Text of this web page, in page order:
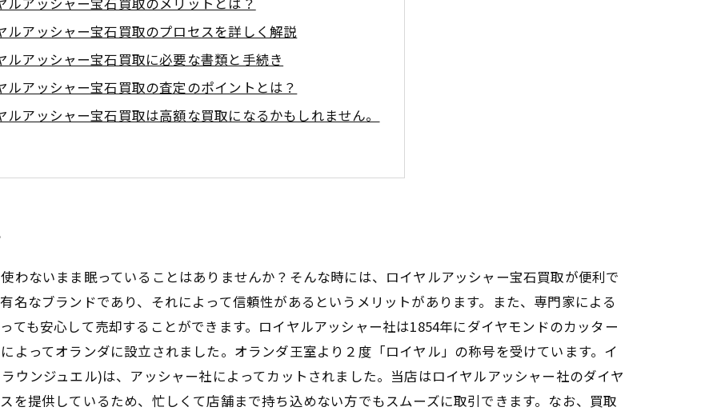
ルアッシャー宝石買取のプロセスを詳しく解説
ルアッシャー宝石買取に必要な書類と手続き
ルアッシャー宝石買取の査定のポイントとは？
ルアッシャー宝石買取は高額な買取になるかもしれません。
わないまま眠っていることはありませんか？そんな時には、ロイヤルアッシャー宝石買取が便利で
名なブランドであり、それによって信頼性があるというメリットがあります。また、専門家による
ても安心して売却することができます。ロイヤルアッシャー社は1854年にダイヤモンドのカッター
よってオランダに設立されました。オランダ王室より２度「ロイヤル」の称号を受けています。イ
ウンジュエル)は、アッシャー社によってカットされました。当店はロイヤルアッシャー社のダイヤ
を提供しているため、忙しくて店舗まで持ち込めない方でもスムーズに取引できます。なお、買取